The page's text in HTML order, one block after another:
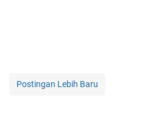
Postingan Lebih Baru